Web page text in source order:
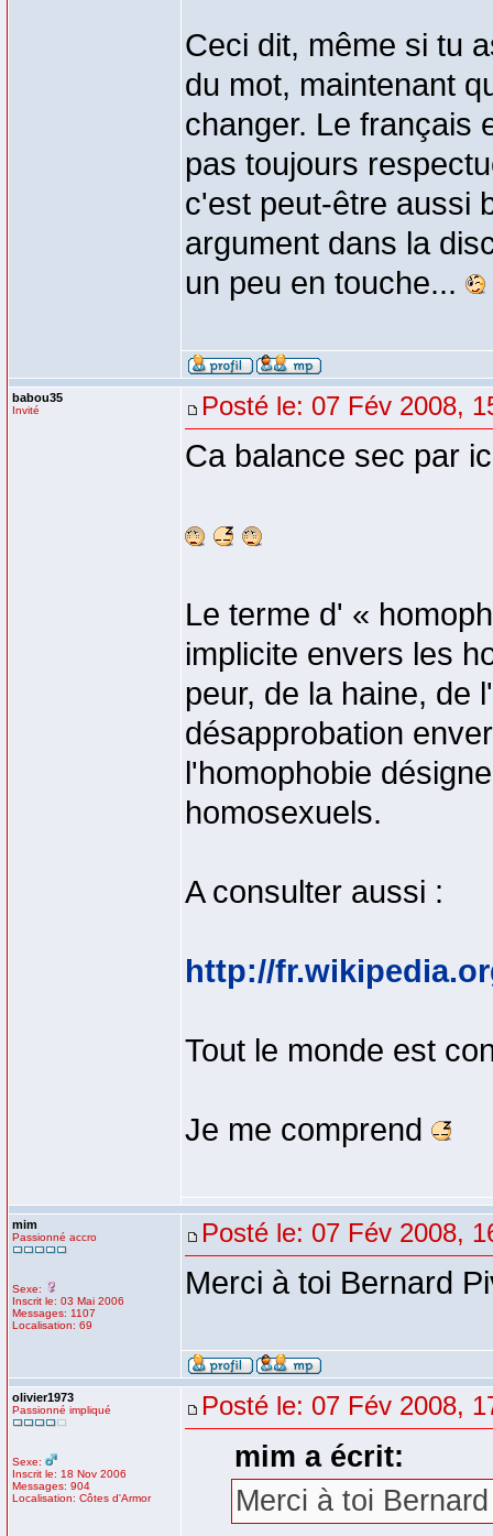
Ceci dit, même si tu
du mot, maintenant
changer. Le français
pas toujours
c'est peut-être aussi
argument dans la
un peu en touche...
babou35
Invité Posté le: 07 Fév 2008,
Ca balance sec par
Le terme d' «
implicite envers les
peur, de la haine, de
désapprobation
l'homophobie
homosexuels.
A consulter aussi :
http://
Tout le monde est
Je me comprend
mim
Passionné accro
Sexe:
Inscrit le: 03 Mai 2006
Messages: 1107
Localisation: 69
Posté le: 07 Fév 2008,
Merci à toi Bernard
olivier1973
Passionné impliqué
Sexe:
Inscrit le: 18 Nov 2006
Messages: 904
Localisation: Côtes d'Armor
Posté le: 07 Fév 2008,
mim a écrit:
Merci à toi